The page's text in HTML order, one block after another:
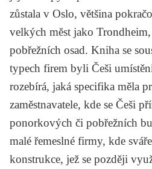
zůstala v Oslo, většina
velkých měst jako
pobřežních osad. Kniha se
typech firem byli Češi
rozebírá, jaká specifika měla
zaměstnavatele, kde se Češi
ponorkových či pobřežních
malé řemeslné firmy, kde
konstrukce, jež se později